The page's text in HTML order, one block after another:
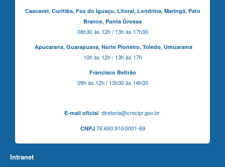
Cascavel, Curitiba,Foz do Iguaçu, Litoral, Londrina, Maringá, Pato
Branco, Ponta Grossa
08h30 às 12h / 13h às 17h30
Apucarana, Guarapuava, Norte Pioneiro, Toledo, Umuarama
10h às 12h / 13h às 17h
Francisco Beltrão
09h às 12h / 13h30 às 16h30
E-mail oficialdiretoria@crecipr.gov.br
CNPJ76.693.910/0001-69
Intranet